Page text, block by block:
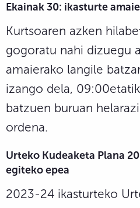
Ekainak 30: ikasturte
Kurtsoaren azken
gogoratu nahi dizuegu
amaierako langile
izango dela,
batzuen buruan
ordena.
Urteko Kudeaketa Plana
egiteko epea
2023-24 ikasturteko